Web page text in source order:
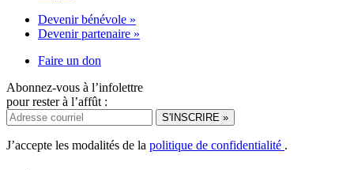
Devenir bénévole »
Devenir partenaire »
Faire un don
Abonnez-vous à l’infolettre
pour rester à l’affût :
J’accepte les modalités de la politique de confidentialité .